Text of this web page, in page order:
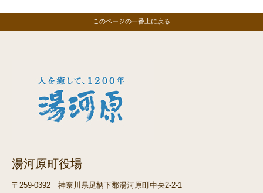
このページの一番上に戻る
湯河原町役場
〒259-0392 神奈川県足柄下郡湯河原町中央2-2-1